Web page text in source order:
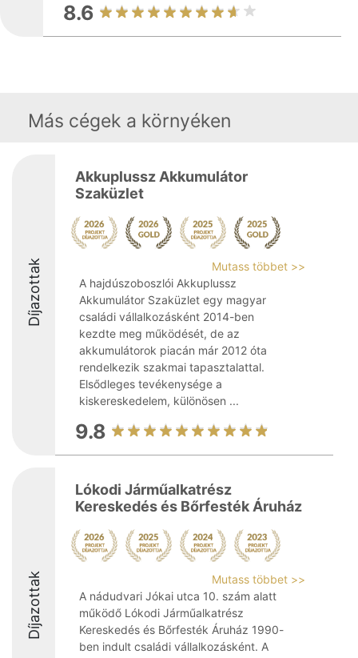
8.6
Más cégek a környéken
Díjazottak
Akkuplussz Akkumulátor
Szaküzlet
Mutass többet >>
A hajdúszoboszlói Akkuplussz
Akkumulátor Szaküzlet egy magyar
családi vállalkozásként 2014-ben
kezdte meg működését, de az
akkumulátorok piacán már 2012 óta
rendelkezik szakmai tapasztalattal.
Elsődleges tevékenysége a
kiskereskedelem, különösen ...
9.8
Díjazottak
Lókodi Járműalkatrész
Kereskedés és Bőrfesték Áruház
Mutass többet >>
A nádudvari Jókai utca 10. szám alatt
működő Lókodi Járműalkatrész
Kereskedés és Bőrfesték Áruház 1990-
ben indult családi vállalkozásként. A